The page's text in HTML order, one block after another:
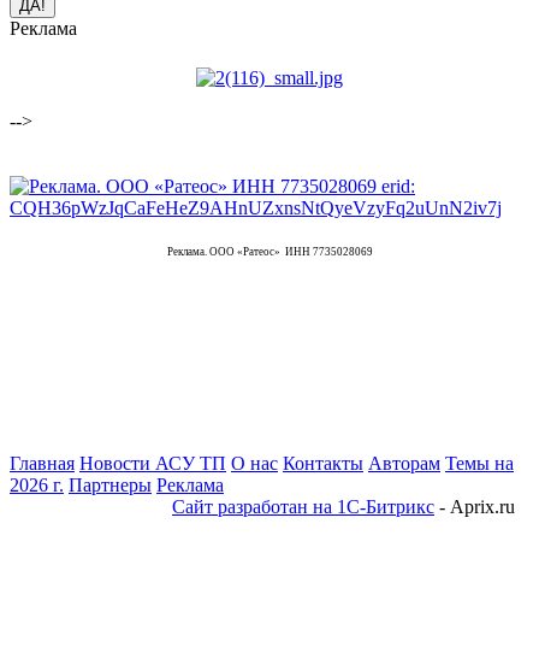
Реклама
-->
Реклама. ООО «Ратеос» ИНН 7735028069
Главная Новости АСУ ТП О нас Контакты Авторам Темы на
2026 г. Партнеры Реклама
Сайт разработан на 1С-Битрикс - Aprix.ru